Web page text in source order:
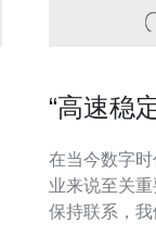
“高速稳
在当今数字
业来说至关
保持联系，